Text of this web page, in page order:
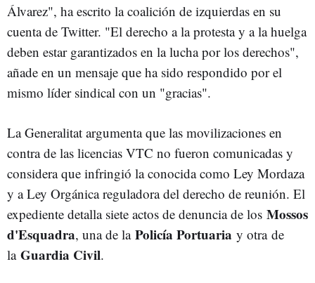
Álvarez", ha escrito la coalición de izquierdas en su
cuenta de Twitter. "El derecho a la protesta y a la huelga
deben estar garantizados en la lucha por los derechos",
añade en un mensaje que ha sido respondido por el
mismo líder sindical con un "gracias".
La Generalitat argumenta que las movilizaciones en
contra de las licencias VTC no fueron comunicadas y
considera que infringió la conocida como Ley Mordaza
y a Ley Orgánica reguladora del derecho de reunión. El
expediente detalla siete actos de denuncia de los Mossos
d'Esquadra, una de la Policía Portuaria y otra de
la Guardia Civil.